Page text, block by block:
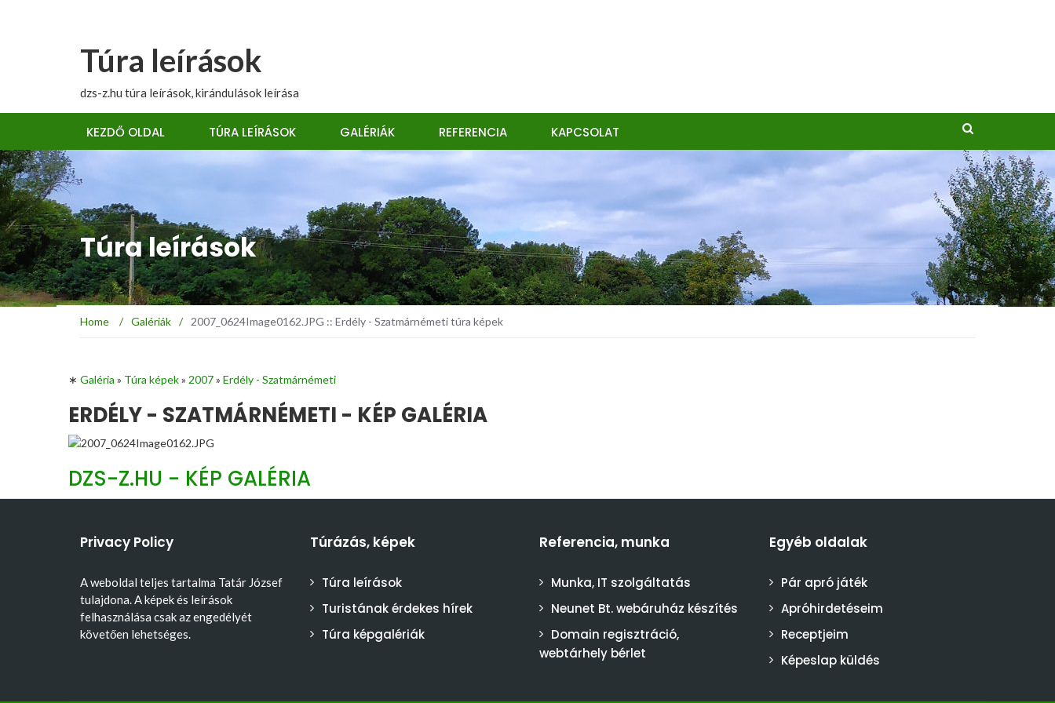
Túra leírások
dzs-z.hu túra leírások, kirándulások leírása
KEZDŐ OLDAL TÚRA LEÍRÁSOK GALÉRIÁK REFERENCIA KAPCSOLAT
Túra leírások
Home / Galériák / 2007_0624Image0162.JPG :: Erdély - Szatmárnémeti túra képek
∗ Galéria » Túra képek» 2007» Erdély - Szatmárnémeti
ERDÉLY - SZATMÁRNÉMETI - KÉP GALÉRIA
DZS-Z.HU - KÉP GALÉRIA
Privacy Policy
A weboldal teljes tartalma Tatár József
tulajdona. A képek és leírások
felhasználása csak az engedélyét
követően lehetséges.
Túrázás, képek
Túra leírások
Turistának érdekes hírek
Túra képgalériák
Referencia, munka
Munka, IT szolgáltatás
Neunet Bt. webáruház készítés
Domain regisztráció,
webtárhely bérlet
Egyéb oldalak
Pár apró játék
Apróhirdetéseim
Receptjeim
Képeslap küldés